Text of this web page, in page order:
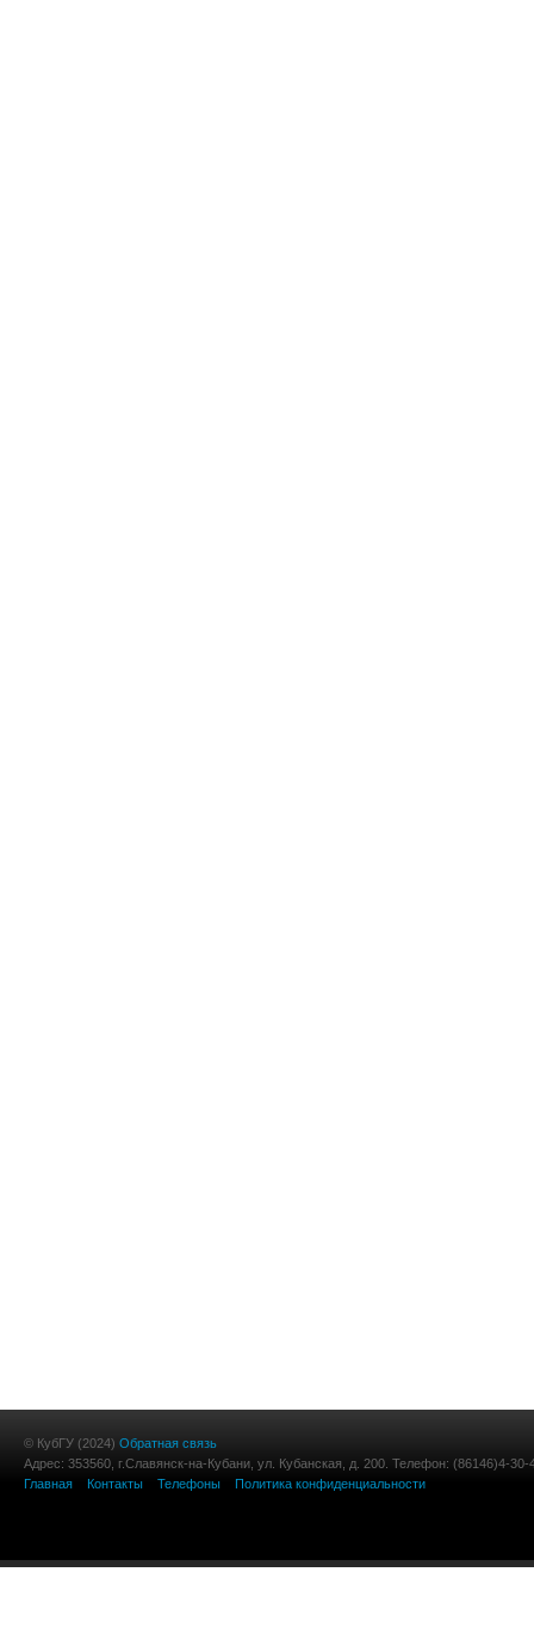
© КубГУ (2024) Обратная связь
Адрес: 353560, г.Славянск-на-Кубани, ул. Кубанская, д. 200. Телефон: (86146)4-30-
Главная
Контакты Телефоны Политика конфиденциальности